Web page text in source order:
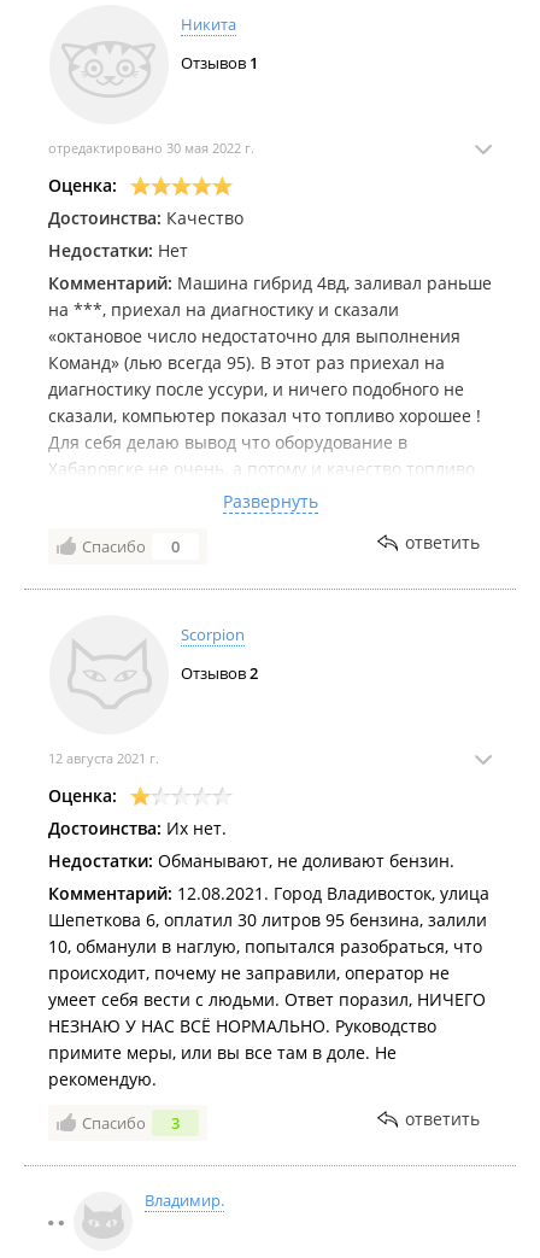
Никита
Отзывов 1
отредактировано 30 мая 2022 г.
Оценка:
Достоинства: Качество
Недостатки: Нет
Комментарий: Машина гибрид 4вд, заливал раньше
на ***, приехал на диагностику и сказали
«октановое число недостаточно для выполнения
Команд» (лью всегда 95). В этот раз приехал на
диагностику после уссури, и ничего подобного не
сказали, компьютер показал что топливо хорошее !
Для себя делаю вывод что оборудование в
Хабаровске не очень, а потому и качество топливо
По кэшбэк показывается что топливо , в чеке тоже
топливо. Что люди придумывают ? В
Развернуть
Спасибо 0 ответить
Scorpion
Отзывов2
12 августа 2021 г.
Оценка:
Достоинства: Их нет.
Недостатки: Обманывают, не доливают бензин.
Комментарий: 12.08.2021. Город Владивосток, улица
Шепеткова 6, оплатил 30 литров 95 бензина, залили
10, обманули в наглую, попытался разобраться, что
происходит, почему не заправили, оператор не
умеет себя вести с людьми. Ответ поразил, НИЧЕГО
НЕЗНАЮ У НАС ВСЁ НОРМАЛЬНО. Руководство
примите меры, или вы все там в доле. Не
рекомендую.
Спасибо 3 ответить
Владимир.